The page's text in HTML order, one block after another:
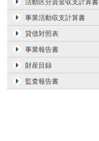
事業活動収支計算書
貸借対照表
事業報告書
財産目録
監査報告書